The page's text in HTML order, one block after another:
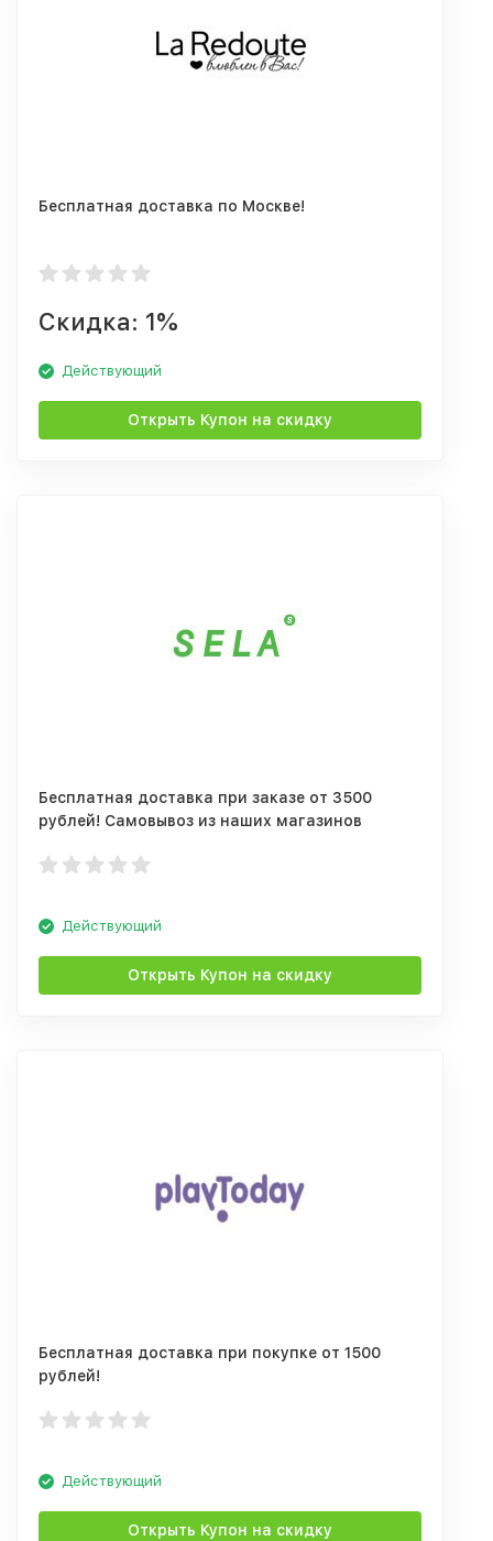
Бесплатная доставка по Москве!
Скидка: 1%
Действующий
Открыть Купон на скидку
Бесплатная доставка при заказе от 3500
рублей! Самовывоз из наших магазинов
Действующий
Открыть Купон на скидку
Бесплатная доставка при покупке от 1500
рублей!
Действующий
Открыть Купон на скидку